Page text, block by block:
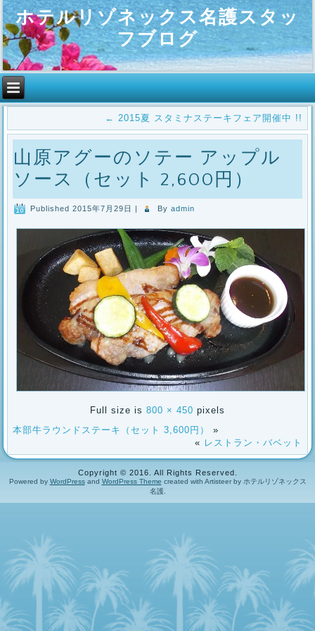
ホテルリゾネックス名護スタッ
フブログ
← 2015夏 スタミナステーキフェア開催中 !!
山原アグーのソテー アップル
ソース（セット 2,600円）
Published 2015年7月29日 By admin
Full size is 800 × 450 pixels
本部牛ラウンドステーキ（セット 3,600円）
»
« レストラン・バベット
Copyright © 2016. All Rights Reserved.
Powered by WordPressand WordPress Theme created with Artisteer by ホテルリゾネックス
名護.